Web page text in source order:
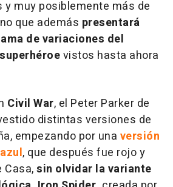
y muy posiblemente más de
que además presentará
de variaciones del
vistos hasta ahora
Civil War, el Peter Parker de
distintas versiones de
empezando por una versión
, que después fue rojo y
Casa,sin olvidar la variante